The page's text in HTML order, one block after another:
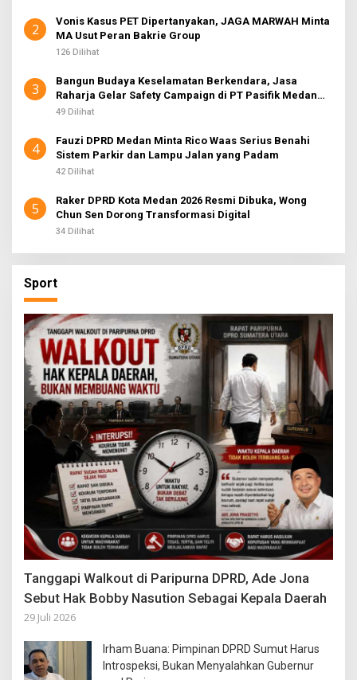
2
Vonis Kasus PET Dipertanyakan, JAGA MARWAH Minta
MA Usut Peran Bakrie Group
126 Dilihat
3
Bangun Budaya Keselamatan Berkendara, Jasa
Raharja Gelar Safety Campaign di PT Pasifik Medan
Industri
49 Dilihat
4
Fauzi DPRD Medan Minta Rico Waas Serius Benahi
Sistem Parkir dan Lampu Jalan yang Padam
42 Dilihat
5
Raker DPRD Kota Medan 2026 Resmi Dibuka, Wong
Chun Sen Dorong Transformasi Digital
34 Dilihat
Sport
Tanggapi Walkout di Paripurna DPRD, Ade Jona
Sebut Hak Bobby Nasution Sebagai Kepala Daerah
29 Juli 2026
Irham Buana: Pimpinan DPRD Sumut Harus
Introspeksi, Bukan Menyalahkan Gubernur